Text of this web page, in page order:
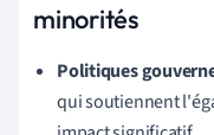
minorités
Politiques
qui soutiennent